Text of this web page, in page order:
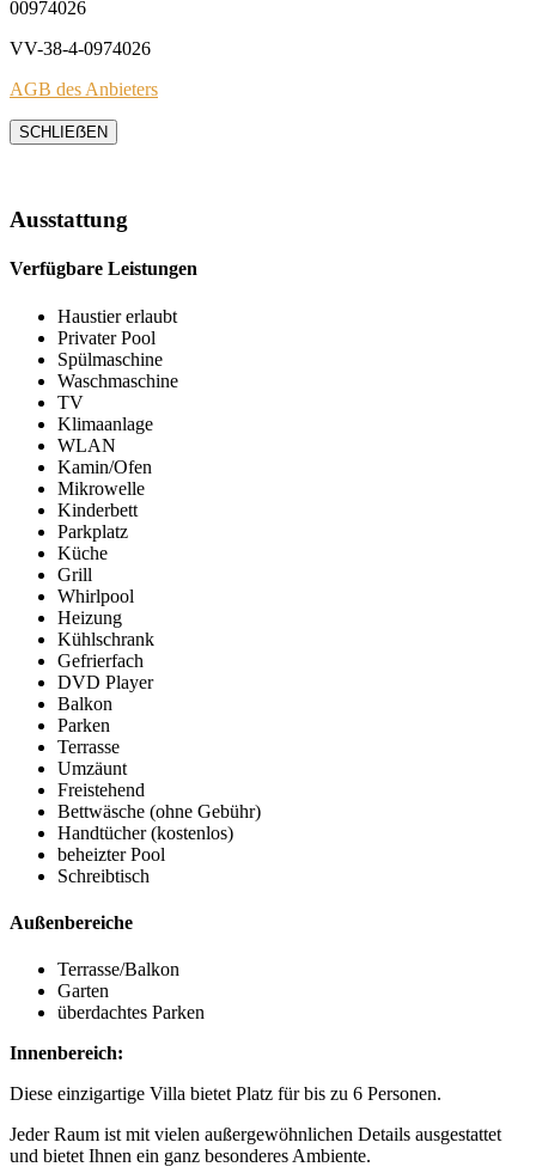
00974026
VV-38-4-0974026
AGB des Anbieters
SCHLIEẞEN
Ausstattung
Verfügbare Leistungen
Haustier erlaubt
Privater Pool
Spülmaschine
Waschmaschine
TV
Klimaanlage
WLAN
Kamin/Ofen
Mikrowelle
Kinderbett
Parkplatz
Küche
Grill
Whirlpool
Heizung
Kühlschrank
Gefrierfach
DVD Player
Balkon
Parken
Terrasse
Umzäunt
Freistehend
Bettwäsche (ohne Gebühr)
Handtücher (kostenlos)
beheizter Pool
Schreibtisch
Außenbereiche
Terrasse/Balkon
Garten
überdachtes Parken
Innenbereich:
Diese einzigartige Villa bietet Platz für bis zu 6 Personen.
Jeder Raum ist mit vielen außergewöhnlichen Details ausgestattet
und bietet Ihnen ein ganz besonderes Ambiente.